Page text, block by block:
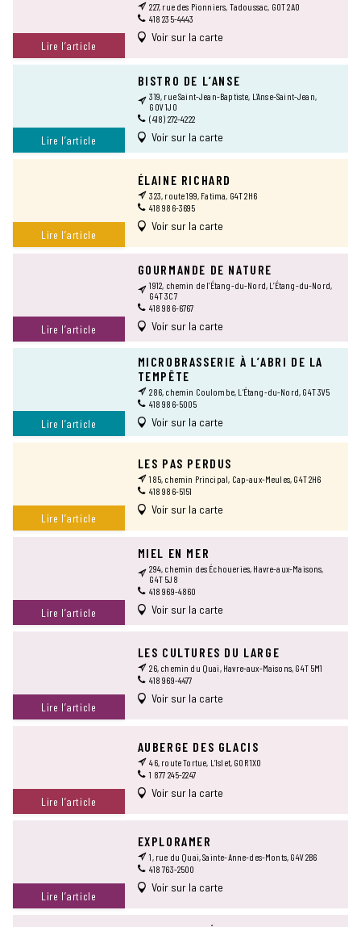
Lire l’article
227, rue des Pionniers, Tadoussac, G0T 2A0
418 235-4443
Voir sur la carte
Lire l’article
BISTRO DE L’ANSE
319, rue Saint-Jean-Baptiste, L’Anse-Saint-Jean,
G0V 1J0
(418) 272-4222
Voir sur la carte
Lire l’article
ÉLAINE RICHARD
323, route 199, Fatima, G4T 2H6
418 986-3695
Voir sur la carte
Lire l’article
GOURMANDE DE NATURE
1912, chemin de l’Étang-du-Nord, L’Étang-du-Nord,
G4T 3C7
418 986-6767
Voir sur la carte
Lire l’article
MICROBRASSERIE À L’ABRI DE LA
TEMPÊTE
286, chemin Coulombe, L’Étang-du-Nord, G4T 3V5
418 986-5005
Voir sur la carte
Lire l’article
LES PAS PERDUS
185, chemin Principal, Cap-aux-Meules, G4T 2H6
418 986-5151
Voir sur la carte
Lire l’article
MIEL EN MER
294, chemin des Échoueries, Havre-aux-Maisons,
G4T 5J8
418 969-4860
Voir sur la carte
Lire l’article
LES CULTURES DU LARGE
26, chemin du Quai, Havre-aux-Maisons, G4T 5M1
418 969-4477
Voir sur la carte
Lire l’article
AUBERGE DES GLACIS
46, route Tortue, L’Islet, G0R 1X0
1 877 245-2247
Voir sur la carte
Lire l’article
EXPLORAMER
1, rue du Quai, Sainte-Anne-des-Monts, G4V 2B6
418 763-2500
Voir sur la carte